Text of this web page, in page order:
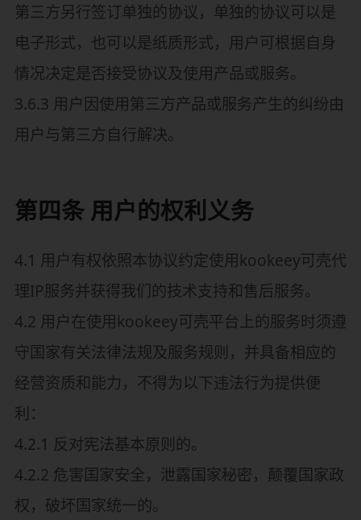
第三方另行签订单独的协议，单独的协议可以是
电子形式，也可以是纸质形式，用户可根据自身
情况决定是否接受协议及使用产品或服务。
3.6.3 用户因使用第三方产品或服务产生的纠纷由
用户与第三方自行解决。
第四条 用户的权利义务
4.1 用户有权依照本协议约定使用kookeey可壳代
理IP服务并获得我们的技术支持和售后服务。
4.2 用户在使用kookeey可壳平台上的服务时须遵
守国家有关法律法规及服务规则，并具备相应的
经营资质和能力，不得为以下违法行为提供便
利：
4.2.1 反对宪法基本原则的。
4.2.2 危害国家安全，泄露国家秘密，颠覆国家政
权，破坏国家统一的。